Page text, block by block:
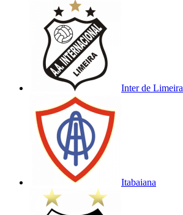
Inter de Limeira
Itabaiana